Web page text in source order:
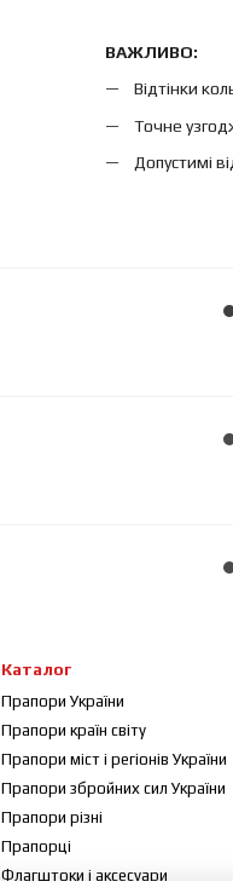
ВАЖЛИВО:
Відтінки
Точне
Допустимі
Каталог
Прапори України
Прапори країн світу
Прапори міст і регіонів України
Прапори збройних сил України
Прапори різні
Прапорці
Флагштоки і аксесуари